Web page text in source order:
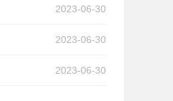
2023-06-30
2023-06-30
2023-06-30